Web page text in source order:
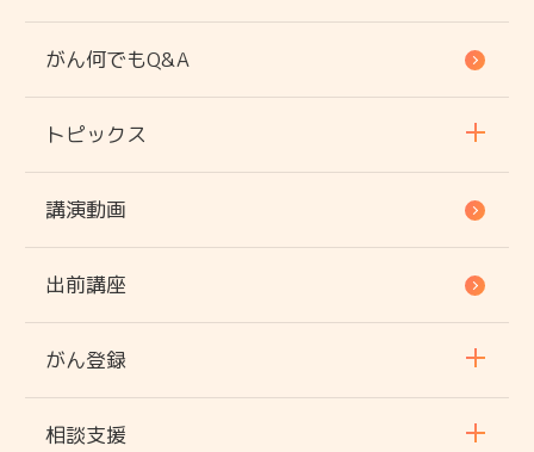
がん何でもQ&A
トピックス
講演動画
出前講座
がん登録
相談支援